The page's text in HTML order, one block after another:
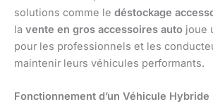
solutions comme le déstockage
la vente en gros accessoires auto joue
pour les professionnels et les
maintenir leurs véhicules performants.
Fonctionnement d’un Véhicule Hybride